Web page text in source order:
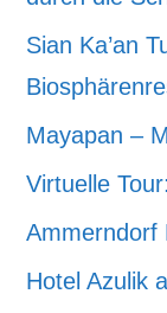
Sian Ka’an
Mayapan –
Virtuelle
Ammerndorf
Hotel Azulik